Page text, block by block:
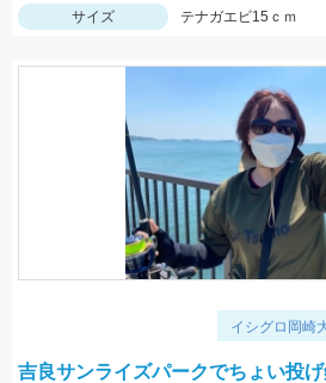
サイズ
テナガエビ15ｃｍ
イシグロ岡崎
吉良サンライズパークでちょい投げ